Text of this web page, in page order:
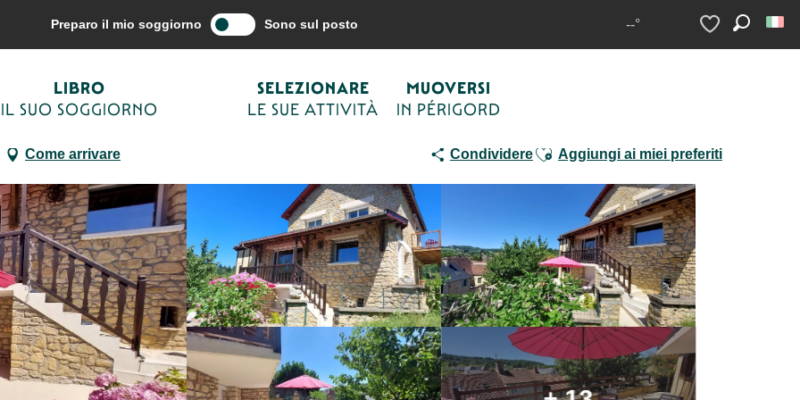
Preparo il mio soggiorno Sono sul posto --°
Voir les favoris
LIBRO
IL SUO SOGGIORNO
SELEZIONARE
LE SUE ATTIVITÀ
MUOVERSI
IN PÉRIGORD
del viaggio Alloggio Affitti vacanze – Gîtes Le Vieux Cerisier 1 climatisé à Sarlat
Come arrivare CondividereAjouter aux favoris
Aggiungi ai miei preferiti